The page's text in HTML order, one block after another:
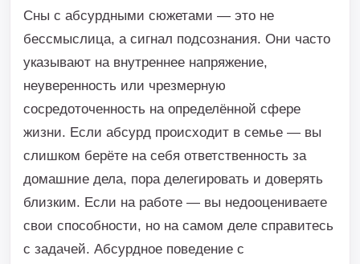
Сны с абсурдными сюжетами — это не
бессмыслица, а сигнал подсознания. Они часто
указывают на внутреннее напряжение,
неуверенность или чрезмерную
сосредоточенность на определённой сфере
жизни. Если абсурд происходит в семье — вы
слишком берёте на себя ответственность за
домашние дела, пора делегировать и доверять
близким. Если на работе — вы недооцениваете
свои способности, но на самом деле справитесь
с задачей. Абсурдное поведение с